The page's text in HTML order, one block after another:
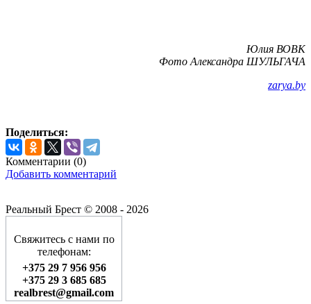
Юлия ВОВК
Фото Александра ШУЛЬГАЧА
zarya.by
Поделиться:
Комментарии (0)
Добавить комментарий
Реальный Брест © 2008 - 2026
Свяжитесь с нами по
телефонам:
+375 29 7 956 956
+375 29 3 685 685
realbrest@gmail.com